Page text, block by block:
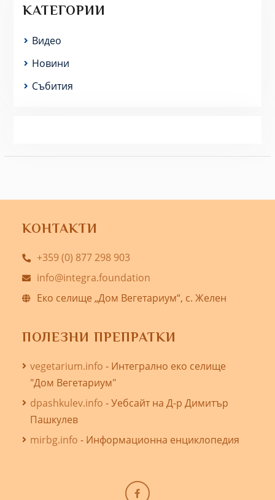
КАТЕГОРИИ
Видео
Новини
Събития
КОНТАКТИ
+359 (0) 877 298 903
info@integra.foundation
Еко селище „Дом Вегетариум“, с. Желен
ПОЛЕЗНИ ПРЕПРАТКИ
vegetarium.info - Интегрално еко селище
"Дом Вегетариум"
dpashkulev.info - Уебсайт на Д-р Димитър
Пашкулев
mirbg.info - Информационна енциклопедия